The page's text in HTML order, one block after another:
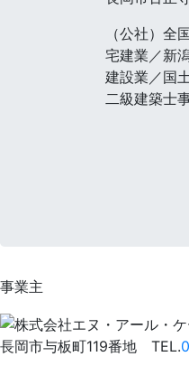
（公社）全
宅建業／新
建設業／国
二級建築士
事業主
長岡市与板町119番地 TEL.